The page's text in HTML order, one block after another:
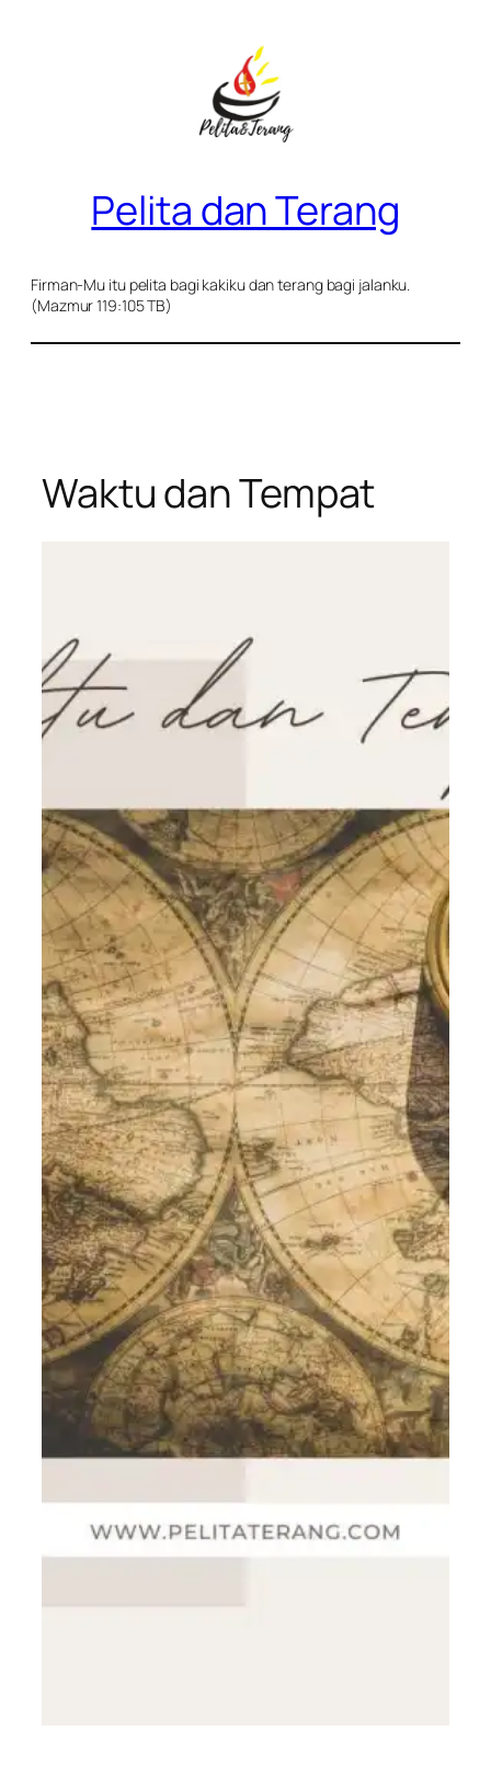
Pelita dan Terang
Firman-Mu itu pelita bagi kakiku dan terang bagi jalanku.
(Mazmur 119:105 TB)
Waktu dan Tempat